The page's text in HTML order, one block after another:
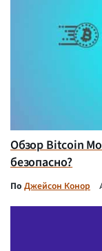
Обзор Bitcoin
безопасно?
По Джейсон Конор